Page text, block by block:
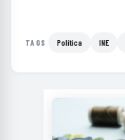
TAGS Política INE